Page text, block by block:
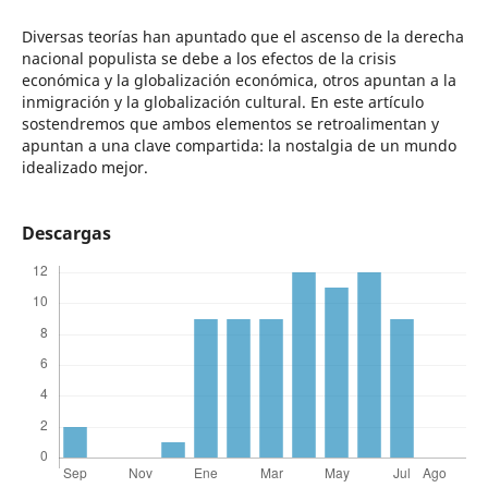
Diversas teorías han apuntado que el ascenso de la derecha
nacional populista se debe a los efectos de la crisis
económica y la globalización económica, otros apuntan a la
inmigración y la globalización cultural. En este artículo
sostendremos que ambos elementos se retroalimentan y
apuntan a una clave compartida: la nostalgia de un mundo
idealizado mejor.
Descargas